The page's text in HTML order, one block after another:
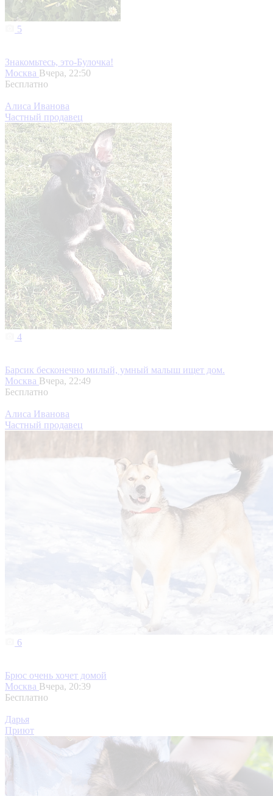
5
Знакомьтесь, это-Булочка!
Москва Вчера, 22:50
Бесплатно
Алиса Иванова
Частный продавец
4
Барсик бесконечно милый, умный малыш ищет дом.
Москва Вчера, 22:49
Бесплатно
Алиса Иванова
Частный продавец
6
Брюс очень хочет домой
Москва Вчера, 20:39
Бесплатно
Дарья
Приют